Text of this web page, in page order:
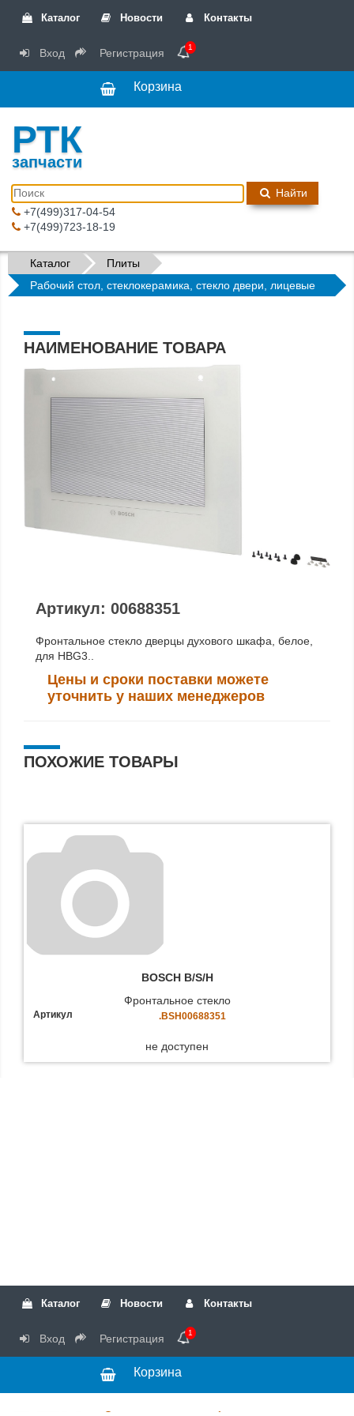
Каталог Новости Контакты
Вход Регистрация 1
Корзина
РТК
запчасти
Найти
+7(499)317-04-54
+7(499)723-18-19
Каталог
Плиты
Рабочий стол, стеклокерамика, стекло двери, лицевые
НАИМЕНОВАНИЕ ТОВАРА
Артикул: 00688351
Фронтальное стекло дверцы духового шкафа, белое,
для HBG3..
Цены и сроки поставки можете
уточнить у наших менеджеров
ПОХОЖИЕ ТОВАРЫ
BOSCH B/S/H
Фронтальное стекло
Артикул .BSH00688351
не доступен
Каталог Новости Контакты
Вход Регистрация 1
Корзина